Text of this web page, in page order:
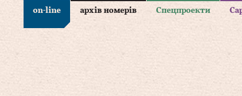
on-line архів номерів Спецпроекти